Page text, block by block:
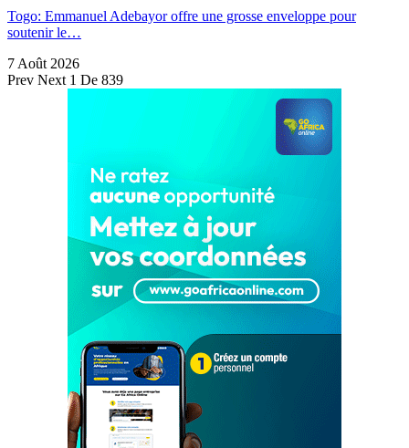
Togo: Emmanuel Adebayor offre une grosse enveloppe pour
soutenir le…
7 Août 2026
Prev Next 1 De 839